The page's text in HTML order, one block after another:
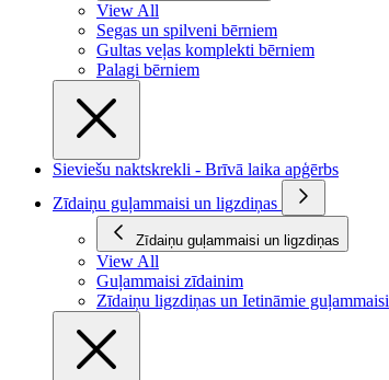
View All
Segas un spilveni bērniem
Gultas veļas komplekti bērniem
Palagi bērniem
Sieviešu naktskrekli - Brīvā laika apģērbs
Zīdaiņu guļammaisi un ligzdiņas
Zīdaiņu guļammaisi un ligzdiņas
View All
Guļammaisi zīdainim
Zīdaiņu ligzdiņas un Ietināmie guļammaisi